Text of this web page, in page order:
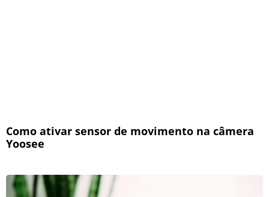
Como ativar sensor de movimento na câmera
Yoosee